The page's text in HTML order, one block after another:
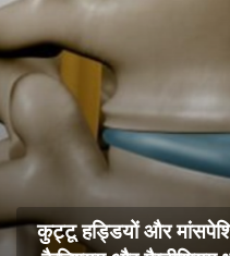
कुट्टू हड्डियों और